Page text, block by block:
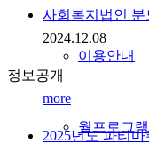
이용안내
월프로그
사회복지법인 분
2024.12.08
정보공개
more
2025년도 파티